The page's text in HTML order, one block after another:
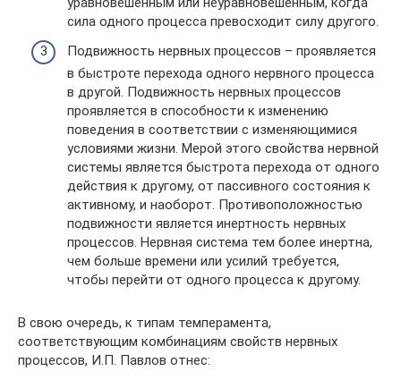
сила одного процесса превосходит силу другого.
Подвижность нервных процессов – проявляется
в быстроте перехода одного нервного процесса
в другой. Подвижность нервных процессов
проявляется в способности к изменению
поведения в соответствии с изменяющимися
условиями жизни. Мерой этого свойства нервной
системы является быстрота перехода от одного
действия к другому, от пассивного состояния к
активному, и наоборот. Противоположностью
подвижности является инертность нервных
процессов. Нервная система тем более инертна,
чем больше времени или усилий требуется,
чтобы перейти от одного процесса к другому.
В свою очередь, к типам темперамента,
соответствующим комбинациям свойств нервных
процессов, И.П. Павлов отнес: